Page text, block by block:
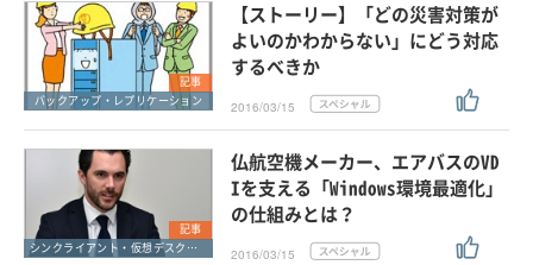
記事
バックアップ・レプリケーション
【ストーリー】「どの災害対策が
よいのかわからない」にどう対応
するべきか
2016/03/15
記事
シンクライアント・仮想デスクトップ
仏航空機メーカー、エアバスのVD
Iを支える「Windows環境最適化」
の仕組みとは？
2016/03/15